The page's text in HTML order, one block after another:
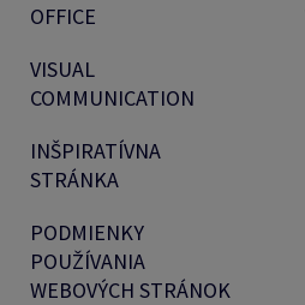
OFFICE
VISUAL
COMMUNICATION
INŠPIRATÍVNA
STRÁNKA
PODMIENKY
POUŽÍVANIA
WEBOVÝCH STRÁNOK